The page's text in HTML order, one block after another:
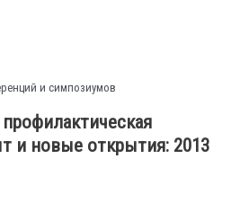
и симпозиумов
и новые открытия: 2013